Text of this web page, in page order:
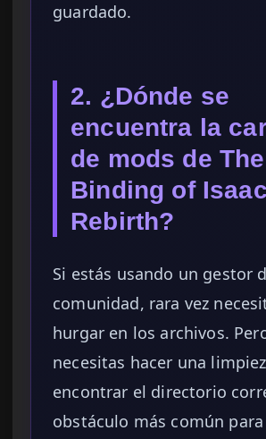
guardado.
2. ¿Dónde se
encuentra la
de mods de The
Binding of Isaac
Rebirth?
Si estás usando un gestor
comunidad, rara vez
hurgar en los archivos.
necesitas hacer una
encontrar el directorio
obstáculo más común